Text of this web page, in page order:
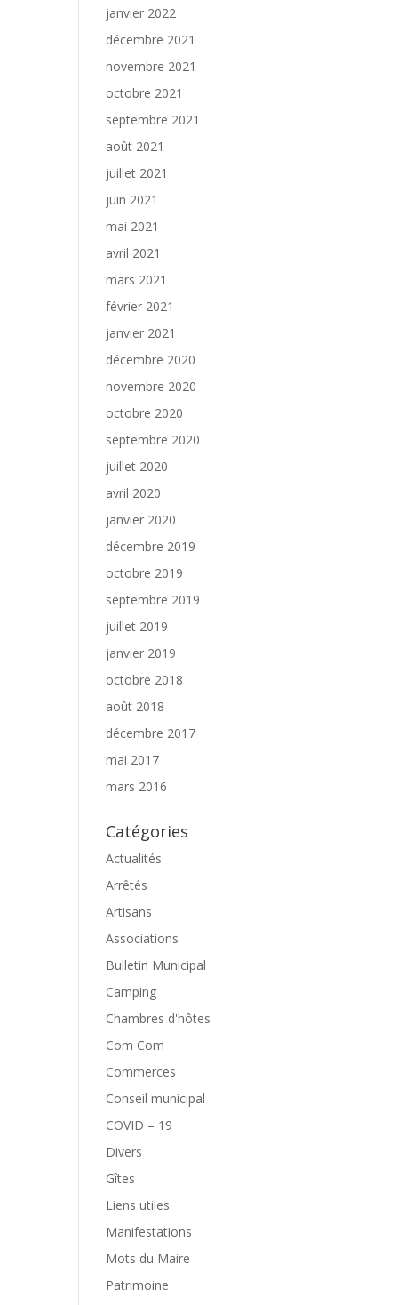
janvier 2022
décembre 2021
novembre 2021
octobre 2021
septembre 2021
août 2021
juillet 2021
juin 2021
mai 2021
avril 2021
mars 2021
février 2021
janvier 2021
décembre 2020
novembre 2020
octobre 2020
septembre 2020
juillet 2020
avril 2020
janvier 2020
décembre 2019
octobre 2019
septembre 2019
juillet 2019
janvier 2019
octobre 2018
août 2018
décembre 2017
mai 2017
mars 2016
Catégories
Actualités
Arrêtés
Artisans
Associations
Bulletin Municipal
Camping
Chambres d'hôtes
Com Com
Commerces
Conseil municipal
COVID – 19
Divers
Gîtes
Liens utiles
Manifestations
Mots du Maire
Patrimoine